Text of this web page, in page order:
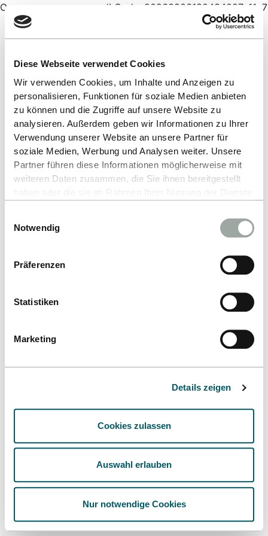
Diese Webseite verwendet Cookies
Wir verwenden Cookies, um Inhalte und Anzeigen zu
personalisieren, Funktionen für soziale Medien anbieten
zu können und die Zugriffe auf unsere Website zu
analysieren. Außerdem geben wir Informationen zu Ihrer
Verwendung unserer Website an unsere Partner für
soziale Medien, Werbung und Analysen weiter. Unsere
Partner führen diese Informationen möglicherweise mit
weiteren Daten zusammen, die Sie ihnen bereitgestellt
Alles zum Thema Cookies und personenbezogene
Datenverarbeitung entnehmen Sie unserer
Notwendig
Präferenzen
Statistiken
Marketing
Details zeigen
Cookies zulassen
Auswahl erlauben
Nur notwendige Cookies
Oops, an error occurred! Code: 20260806180434027c11e7